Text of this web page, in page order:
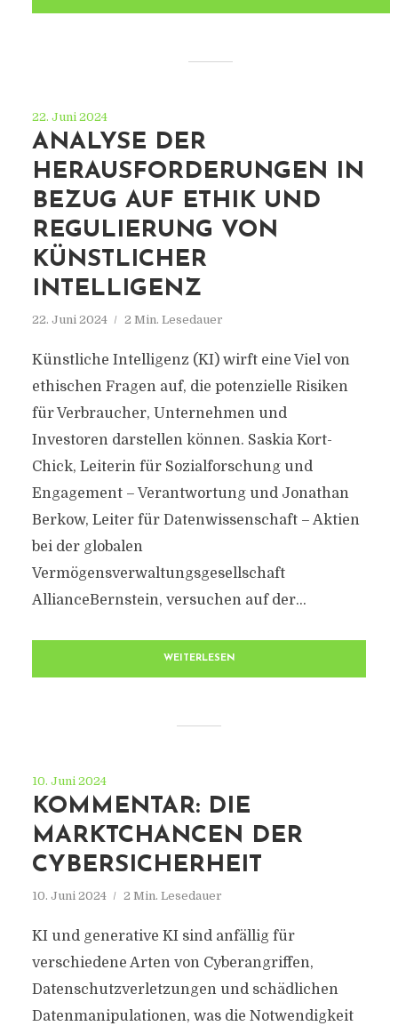
22. Juni 2024
ANALYSE DER
HERAUSFORDERUNGEN IN
BEZUG AUF ETHIK UND
REGULIERUNG VON
KÜNSTLICHER
INTELLIGENZ
22. Juni 2024 2 Min. Lesedauer
Künstliche Intelligenz (KI) wirft eine Viel von
ethischen Fragen auf, die potenzielle Risiken
für Verbraucher, Unternehmen und
Investoren darstellen können. Saskia Kort-
Chick, Leiterin für Sozialforschung und
Engagement – Verantwortung und Jonathan
Berkow, Leiter für Datenwissenschaft – Aktien
bei der globalen
Vermögensverwaltungsgesellschaft
AllianceBernstein, versuchen auf der...
WEITERLESEN
10. Juni 2024
KOMMENTAR: DIE
MARKTCHANCEN DER
CYBERSICHERHEIT
10. Juni 2024 2 Min. Lesedauer
KI und generative KI sind anfällig für
verschiedene Arten von Cyberangriffen,
Datenschutzverletzungen und schädlichen
Datenmanipulationen, was die Notwendigkeit